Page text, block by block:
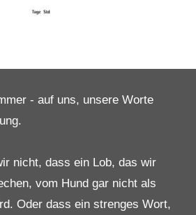
- auf uns, unsere Worte
nicht, dass ein Lob, das wir
vom Hund gar nicht als
Oder dass ein strenges Wort,